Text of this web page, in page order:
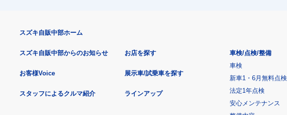
スズキ自販中部ホーム
スズキ自販中部からのお知らせ
お客様Voice
スタッフによるクルマ紹介
お店を探す
展示車/試乗車を探す
ラインアップ
車検/点検/整備
車検
新車1・6月無料点検
法定1年点検
安心メンテナンス